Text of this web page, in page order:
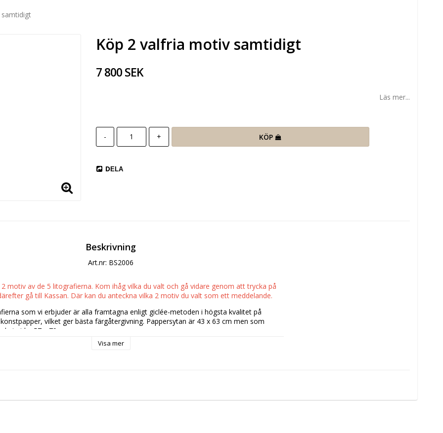
Köp 2 valfria motiv samtidigt
7 800 SEK
Läs mer...
- + KÖP
DELA
Beskrivning
Art.nr: BS2006
motiv av de 5 litografierna. Kom ihåg vilka du valt och gå vidare genom att trycka på
gå till Kassan. Där kan du anteckna vilka 2 motiv du valt som ett meddelande.
som vi erbjuder är alla framtagna enligt giclée-metoden i högsta kvalitet på
vilket ger bästa färgåtergivning. Pappersytan är 43 x 63 cm men som
cirka 57 x 79 cm.
liten, endast 30 exemplar av varje litografi har tryckts och de är alla numrerade och
ordna detta vid önskemål men det är säkert bättre och billigare att anlita en
Visa mer